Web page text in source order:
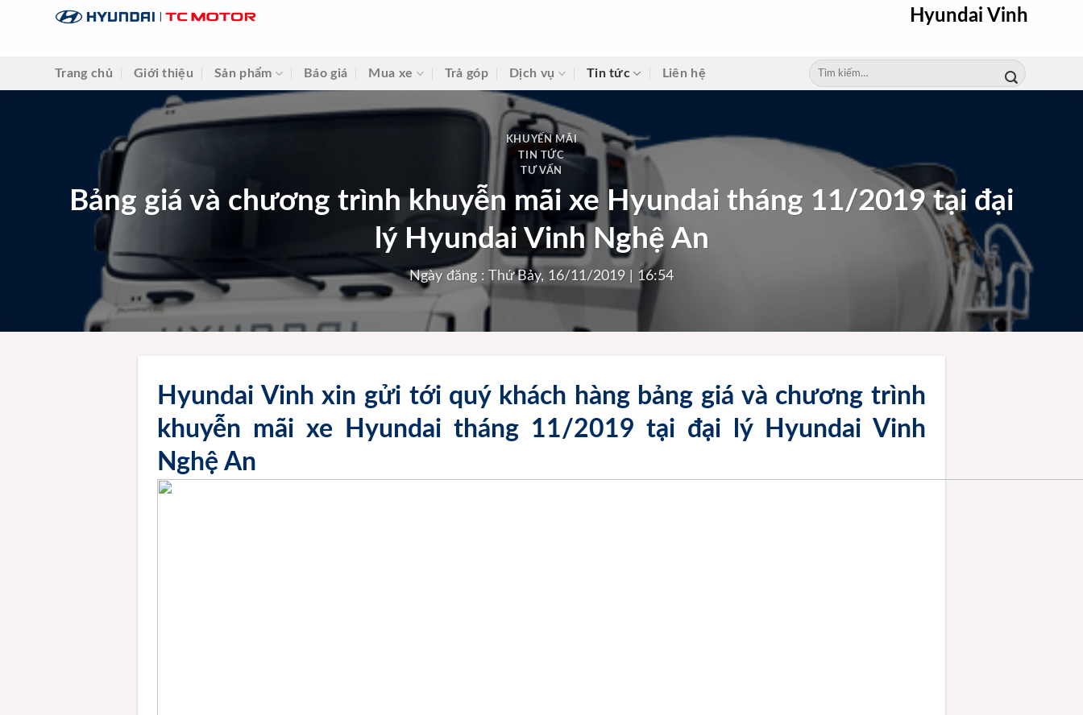
Hyundai Vinh
Trang chủ Giới thiệu Sản phẩm Báo giá Mua xe Trả góp Dịch vụ Tin tức Liên hệ
Tìm
kiếm:
KHUYẾN MÃI
TIN TỨC
TƯ VẤN
Bảng giá và chương trình khuyễn mãi xe Hyundai tháng 11/2019 tại đại
lý Hyundai Vinh Nghệ An
Ngày đăng : Thứ Bảy, 16/11/2019 | 16:54
Hyundai Vinh xin gửi tới quý khách hàng bảng giá và chương trình
khuyễn mãi xe Hyundai tháng 11/2019 tại đại lý Hyundai Vinh
Nghệ An